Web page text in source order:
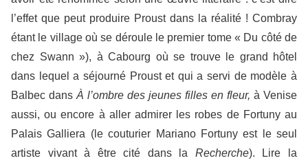
l’effet que peut produire Proust dans la réalité ! Combray
étant le village où se déroule le premier tome « Du côté de
chez Swann »), à Cabourg où se trouve le grand hôtel
dans lequel a séjourné Proust et qui a servi de modèle à
Balbec dans À l’ombre des jeunes filles en fleur, à Venise
aussi, ou encore à aller admirer les robes de Fortuny au
Palais Galliera (le couturier Mariano Fortuny est le seul
artiste vivant à être cité dans la Recherche). Lire la